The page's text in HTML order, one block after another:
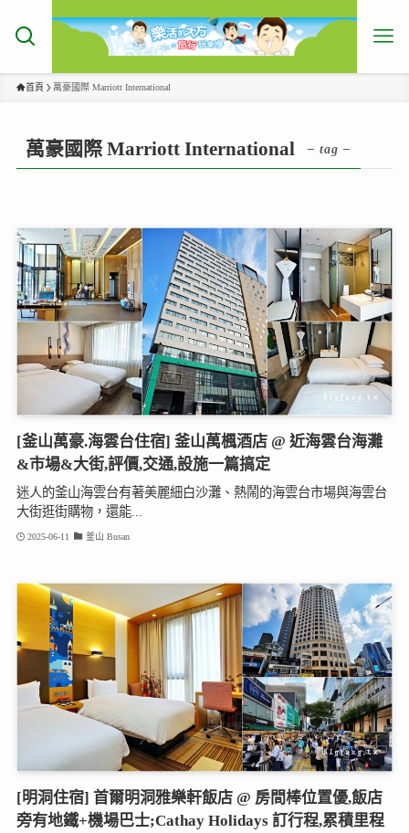
首頁 萬豪國際 Marriott International
萬豪國際 Marriott International – tag –
[釜山萬豪.海雲台住宿] 釜山萬楓酒店 @ 近海雲台海灘
&市場&大街,評價,交通,設施一篇搞定
迷人的釜山海雲台有著美麗細白沙灘、熱鬧的海雲台市場與海雲台
大街逛街購物，還能...
2025-06-11 釜山 Busan
[明洞住宿] 首爾明洞雅樂軒飯店 @ 房間棒位置優,飯店
旁有地鐵+機場巴士;Cathay Holidays 訂行程,累積里程